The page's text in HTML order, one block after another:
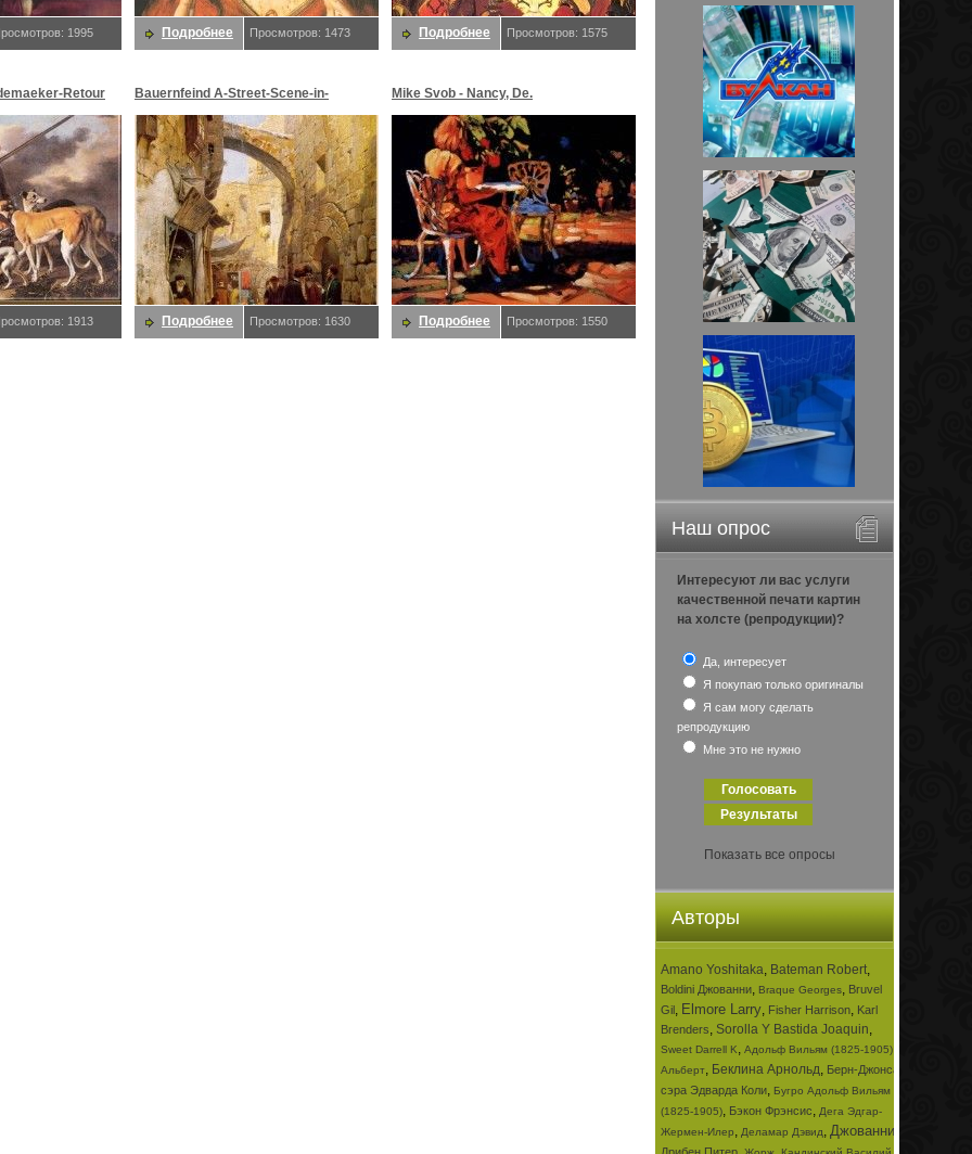
Наш опрос
Интересуют ли вас услуги
качественной печати картин
на холсте (репродукции)?
Да, интересует
Я покупаю только оригиналы
Я сам могу сделать
репродукцию
Мне это не нужно
Показать все опросы
Авторы
Amano Yoshitaka, Bateman Robert,
Boldini Джованни, Braque Georges, Bruvel
Gil, Elmore Larry, Fisher Harrison, Karl
Brenders, Sorolla Y Bastida Joaquin,
Sweet Darrell K, Адольф Вильям (1825-1905)
Альберт, Беклина Арнольд, Берн-Джонса
сэра Эдварда Коли, Бугро Адольф Вильям
(1825-1905), Бэкон Фрэнсис, Дега Эдгар-
Жермен-Илер, Деламар Дэвид, Джованни
1995 Подробнее Просмотров: 1473 Подробнее Просмотров: 1575
Retour
1913
Bauernfeind A-Street-Scene-in-
Jerusalem-sj. Bauernfeind,
Подробнее Просмотров: 1630
Mike Svob - Nancy, De.
Подробнее Просмотров: 1550